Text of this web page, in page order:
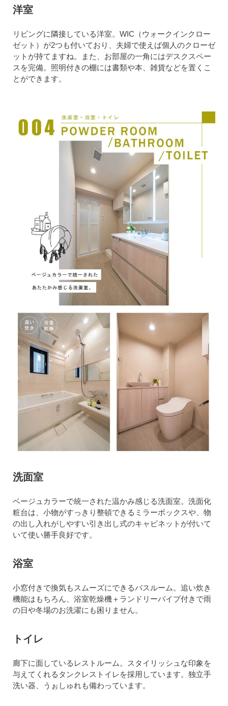
洋室
リビングに隣接している洋室。WIC（ウォークインクロー
ゼット）が2つも付いており、夫婦で使えば個人のクローゼ
ットが持てますね。また、お部屋の一角にはデスクスペー
スを完備。照明付きの棚には書類や本、雑貨などを置くこ
とができます。
洗面室
ベージュカラーで統一された温かみ感じる洗面室。洗面化
粧台は、小物がすっきり整頓できるミラーボックスや、物
の出し入れがしやすい引き出し式のキャビネットが付いて
いて使い勝手良好です。
浴室
小窓付きで換気もスムーズにできるバスルーム。追い炊き
機能はもちろん、浴室乾燥機＋ランドリーパイプ付きで雨
の日や冬場のお洗濯にも困りません。
トイレ
廊下に面しているレストルーム。スタイリッシュな印象を
与えてくれるタンクレストイレを採用しています。独立手
洗い器、うぉしゅれも備わっています。